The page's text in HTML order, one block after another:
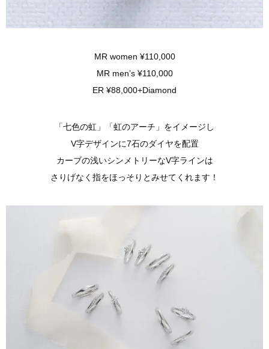
MR women ¥110,000
MR men’s ¥110,000
ER ¥88,000+Diamond
「七色の虹」「虹のアーチ」をイメージし
V字デザインに7石のダイヤを配置
カーブの浅いシンメトリーなV字ラインは
さりげなく指をほっそりとみせてくれます！